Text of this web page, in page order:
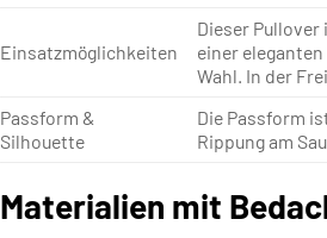
Einsatzmöglichkeiten
Dieser
einer
Wahl. In der
Passform &
Silhouette
Die Passform
Rippung am
Materialien mit